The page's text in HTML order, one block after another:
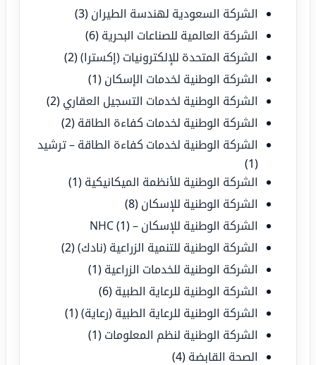
الشركة السعودية لهندسة الطيران (3)
الشركة العالمية للصناعات البحرية (6)
الشركة المتحدة للإلكترونيات (إكسترا)(2)
الشركة الوطنية لخدمات الإسكان (1)
الشركة الوطنية لخدمات التسجيل العقاري (2)
الشركة الوطنية لخدمات كفاءة الطاقة (2)
الشركة الوطنية لخدمات كفاءة الطاقة – ترشيد
(1)
الشركة الوطنية للأنظمة الميكانيكية (1)
الشركة الوطنية للإسكان (8)
الشركة الوطنية للإسكان – NHC(1)
الشركة الوطنية للتنمية الزراعية (نادك)(2)
الشركة الوطنية للخدمات الزراعية (1)
الشركة الوطنية للرعاية الطبية (6)
الشركة الوطنية للرعاية الطبية (رعاية)(1)
الشركة الوطنية لنظم المعلومات (1)
الصحة القابضة (4)